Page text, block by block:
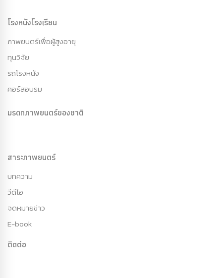
โรงหนังโรงเรียน
ภาพยนตร์เพื่อผู้สูงอายุ
ทุนวิจัย
รถโรงหนัง
คอร์สอบรม
มรดกภาพยนตร์ของชาติ
สาระภาพยนตร์
บทความ
วีดีโอ
จดหมายข่าว
E-book
ติดต่อ